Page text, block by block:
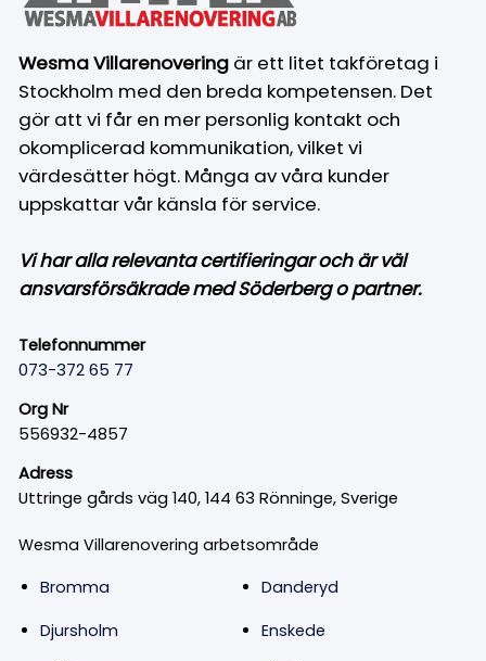
Wesma Villarenoveringär ett litet takföretag i
Stockholm med den breda kompetensen. Det
gör att vi får en mer personlig kontakt och
okomplicerad kommunikation, vilket vi
värdesätter högt. Många av våra kunder
uppskattar vår känsla för service.
Vi har alla relevanta certifieringar och är väl
ansvarsförsäkrade med Söderberg o partner.
Telefonnummer
073-372 65 77
Org Nr
556932-4857
Adress
Uttringe gårds väg 140, 144 63 Rönninge, Sverige
Wesma Villarenovering arbetsområde
Bromma
Danderyd
Djursholm
Enskede